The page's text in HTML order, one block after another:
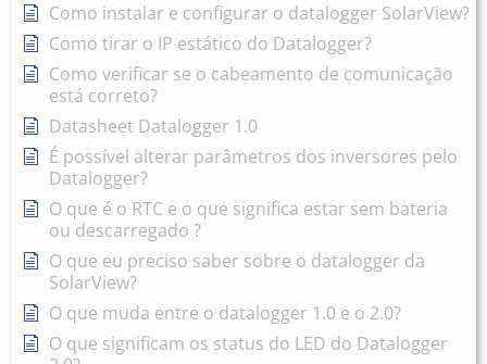
Como instalar e configurar o datalogger SolarView?
Como tirar o IP estático do Datalogger?
Como verificar se o cabeamento de comunicação
está correto?
Datasheet Datalogger 1.0
É possível alterar parâmetros dos inversores pelo
Datalogger?
O que é o RTC e o que significa estar sem bateria
ou descarregado ?
O que eu preciso saber sobre o datalogger da
SolarView?
O que muda entre o datalogger 1.0 e o 2.0?
O que significam os status do LED do Datalogger